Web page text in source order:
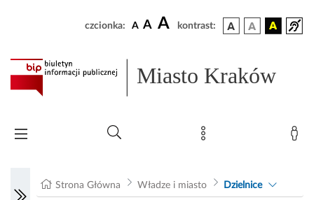
czcionka: A A A kontrast:
Miasto Kraków
Strona Główna Władze i miasto Dzielnice